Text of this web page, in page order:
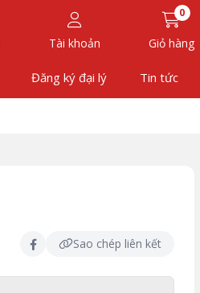
Tài khoản
0
Giỏ hàng
Đăng ký đại lý Tin tức
Sao chép liên kết